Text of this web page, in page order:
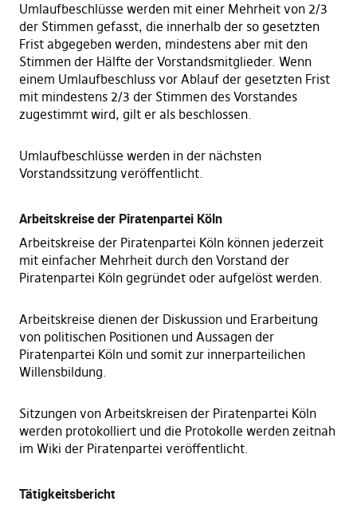
Umlaufbeschlüsse werden mit einer Mehrheit von 2/3
der Stimmen gefasst, die innerhalb der so gesetzten
Frist abgegeben werden, mindestens aber mit den
Stimmen der Hälfte der Vorstandsmitglieder. Wenn
einem Umlaufbeschluss vor Ablauf der gesetzten Frist
mit mindestens 2/3 der Stimmen des Vorstandes
zugestimmt wird, gilt er als beschlossen.
Umlaufbeschlüsse werden in der nächsten
Vorstandssitzung veröffentlicht.
Arbeitskreise der Piratenpartei Köln
Arbeitskreise der Piratenpartei Köln können jederzeit
mit einfacher Mehrheit durch den Vorstand der
Piratenpartei Köln gegründet oder aufgelöst werden.
Arbeitskreise dienen der Diskussion und Erarbeitung
von politischen Positionen und Aussagen der
Piratenpartei Köln und somit zur innerparteilichen
Willensbildung.
Sitzungen von Arbeitskreisen der Piratenpartei Köln
werden protokolliert und die Protokolle werden zeitnah
im Wiki der Piratenpartei veröffentlicht.
Tätigkeitsbericht